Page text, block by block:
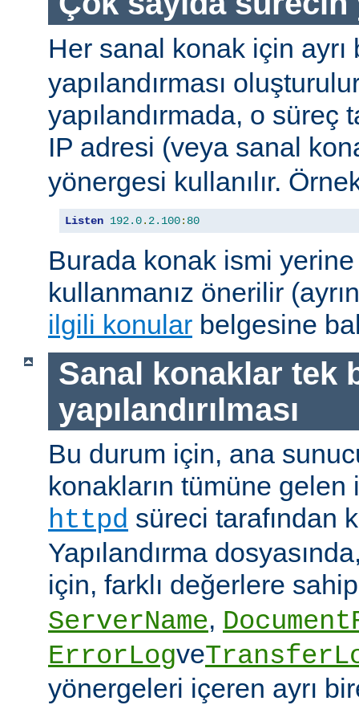
Her sanal konak için
yapılandırması
yapılandırmada, o süreç
IP adresi (veya sanal
yönergesi kullanılır.
Listen 192.0. 2.100: 80
Burada konak ismi
kullanmanız önerilir
ilgili konular belgesine
Sanal konaklar tek
yapılandırılması
Bu durum için, ana
konakların tümüne gelen
httpd süreci tarafından
Yapılandırma
için, farklı değerlere
ServerName,
ErrorLogve
yönergeleri içeren ayrı